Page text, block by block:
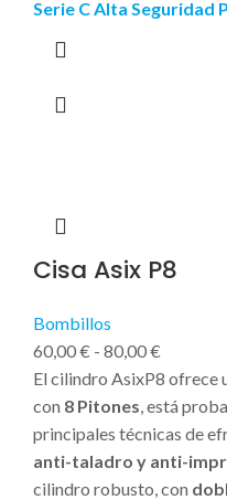
Serie C Alta Seguridad
Cisa Asix P8
Bombillos
60,00€ - 80,00€
El cilindro AsixP8 ofrece
con 8 Pitones , está
principales técnicas de
anti-taladro y anti-
cilindro robusto, con